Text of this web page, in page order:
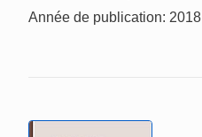
Année de publication: 2018